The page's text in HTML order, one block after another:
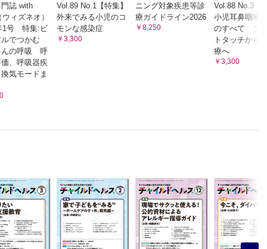
誌 with
ィズネオ）
1号 特集:ビ
ルでつかむ
んの呼吸 呼
、呼吸器疾
気モードま
Vol.89 No.1【特集】
外来でみる小児のコ
モンな感染症
￥3,300
ニング対象疾患等診
療ガイドライン2026
￥8,250
Vol.88 No.3【
小児耳鼻咽喉
のすべて フ
トタッチから
療へ
￥3,300